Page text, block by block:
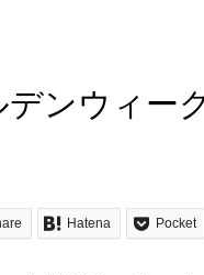
デンウィー
Hatena Pocket